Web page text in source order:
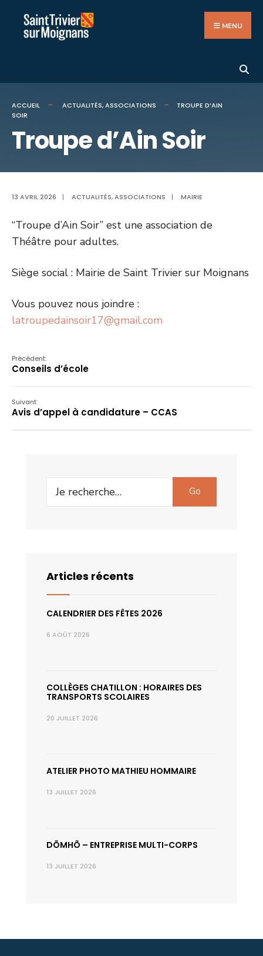
Aller
MENU
ACCUEIL ACTUALITÉS,ASSOCIATIONS
TROUPE D’AIN
SOIR
Troupe d’Ain Soir
13 AVRIL 2026 | ACTUALITÉS,ASSOCIATIONS | MAIRIE
“Troupe d’Ain Soir” est une association de
Théâtre pour adultes.
Siège social : Mairie de Saint Trivier sur Moignans
Vous pouvez nous joindre :
latroupedainsoir17@gmail.com
Précédent:
Conseils d’école
Suivant:
Avis d’appel à candidature – CCAS
Search
Go
Articles récents
CALENDRIER DES FÊTES 2026
6 AOÛT 2026
COLLÈGES CHATILLON : HORAIRES DES
TRANSPORTS SCOLAIRES
20 JUILLET 2026
ATELIER PHOTO MATHIEU HOMMAIRE
13 JUILLET 2026
DÕMHÕ – ENTREPRISE MULTI-CORPS
13 JUILLET 2026
for: